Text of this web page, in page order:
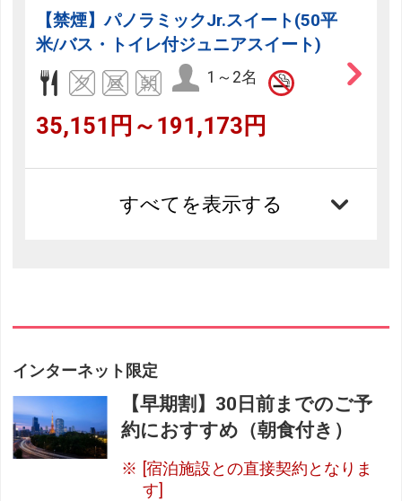
【禁煙】パノラミックJr.スイート(50平
米/バス・トイレ付ジュニアスイート)
1～2名
35,151円～191,173円
すべてを表示する
インターネット限定
【早期割】30日前までのご予
約におすすめ（朝食付き）
[宿泊施設との直接契約となりま
す]